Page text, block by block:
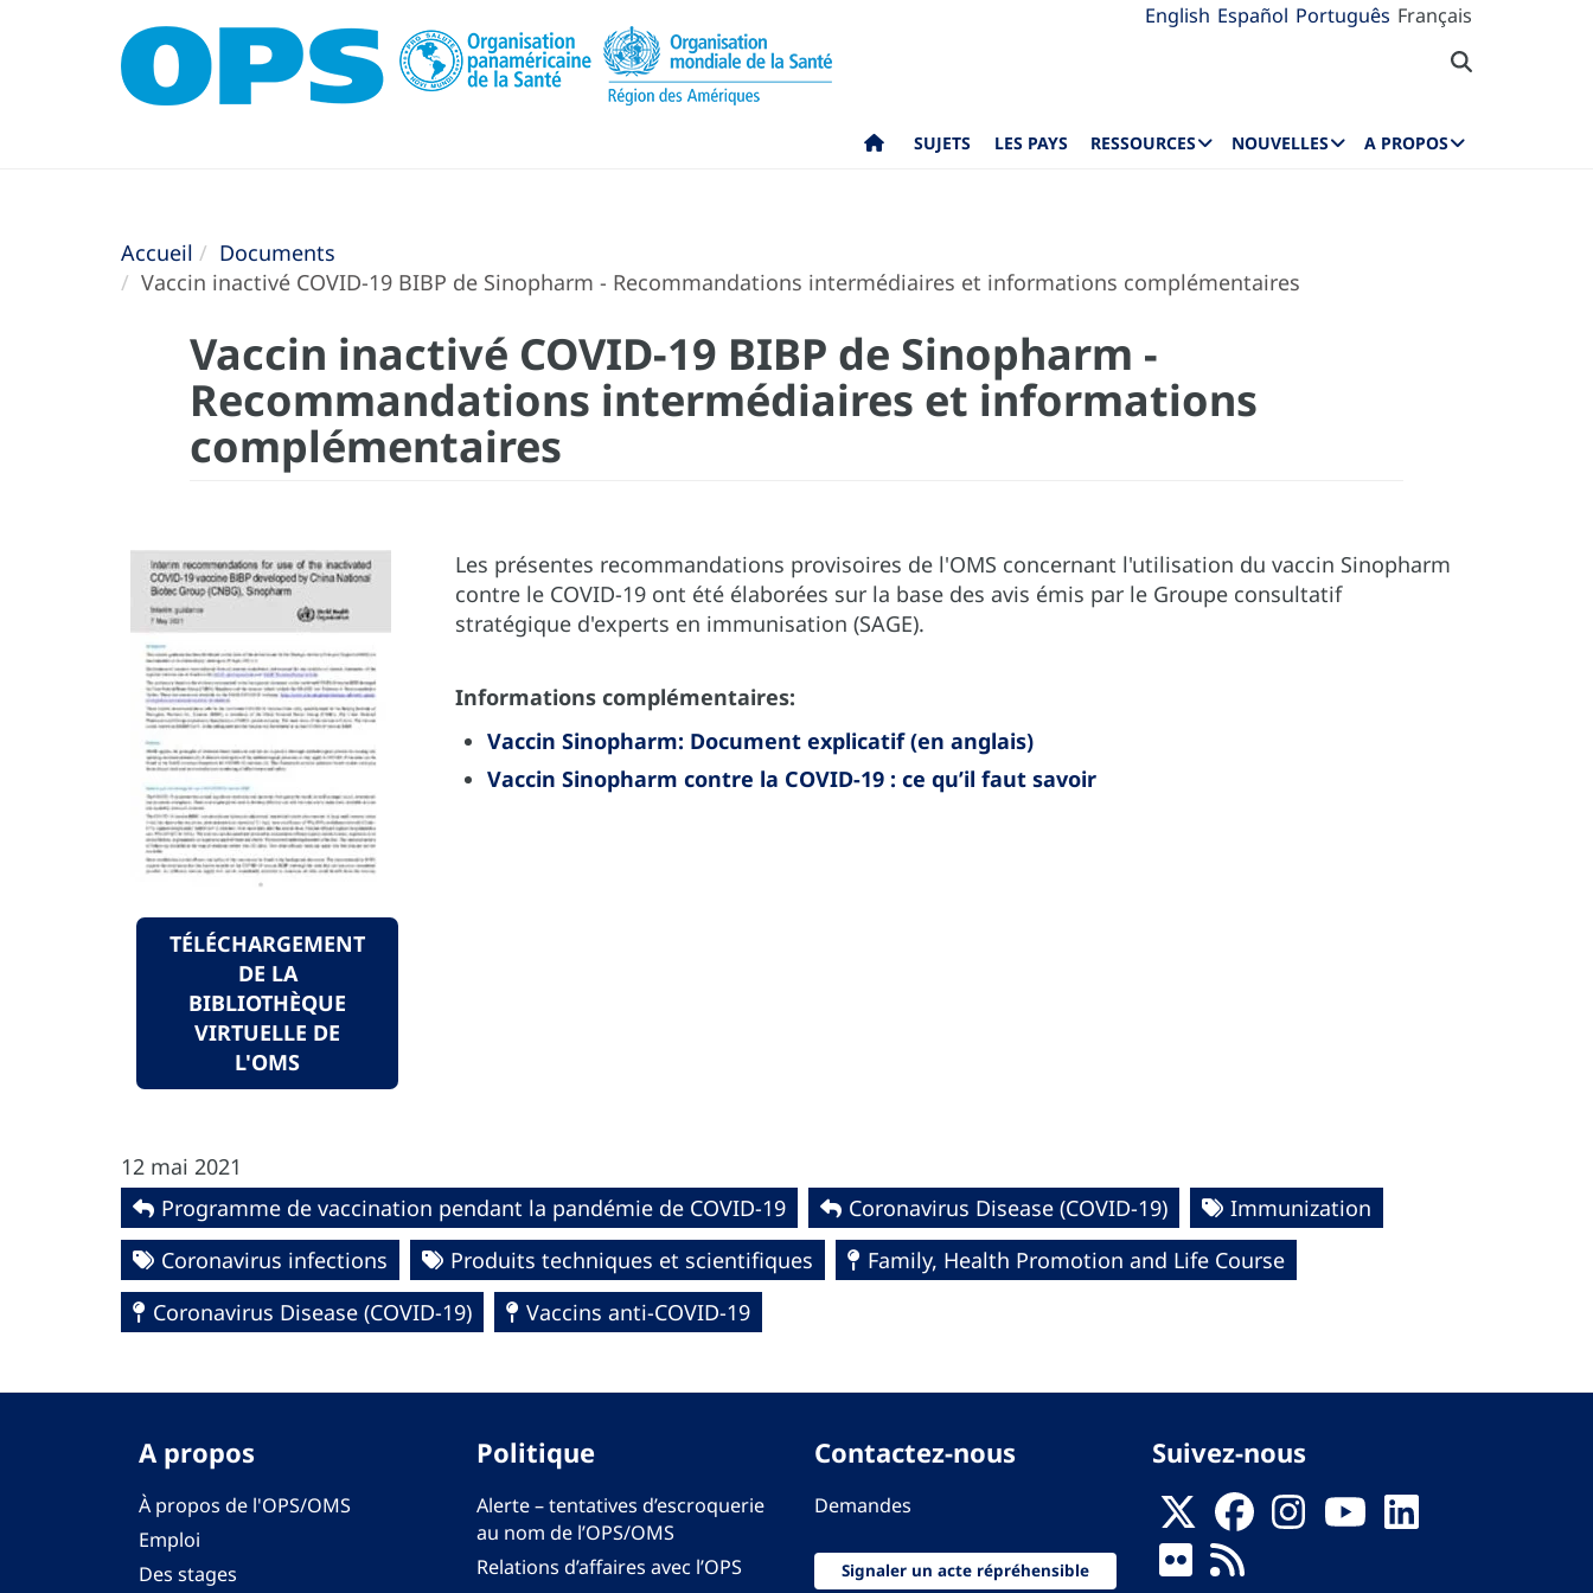
English Español Português Français
SUJETS LES PAYS RESSOURCES NOUVELLES A PROPOS
Accueil
Documents
Vaccin inactivé COVID-19 BIBP de Sinopharm - Recommandations intermédiaires et informations complémentaires
Vaccin inactivé COVID-19 BIBP de Sinopharm -
Recommandations intermédiaires et informations
complémentaires
TÉLÉCHARGEMENT
DE LA
BIBLIOTHÈQUE
VIRTUELLE DE
L'OMS
Les présentes recommandations provisoires de l'OMS concernant l'utilisation du vaccin Sinopharm
contre le COVID-19 ont été élaborées sur la base des avis émis par le Groupe consultatif
stratégique d'experts en immunisation (SAGE).
Informations complémentaires:
Vaccin Sinopharm: Document explicatif (en anglais)
Vaccin Sinopharm contre la COVID-19 : ce qu’il faut savoir
12 mai 2021
Programme de vaccination pendant la pandémie de COVID-19
Coronavirus Disease (COVID-19)
Immunization
Coronavirus infections
Produits techniques et scientifiques
Family, Health Promotion and Life Course
Coronavirus Disease (COVID-19)
Vaccins anti-COVID-19
A propos
À propos de l'OPS/OMS
Emploi
Des stages
Politique
Alerte – tentatives d’escroquerie
au nom de l’OPS/OMS
Relations d’affaires avec l’OPS
Contactez-nous
Demandes
Signaler un acte répréhensible
Suivez-nous